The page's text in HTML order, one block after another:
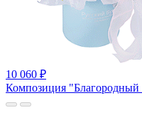
10 060 ₽
Композиция "Благородный